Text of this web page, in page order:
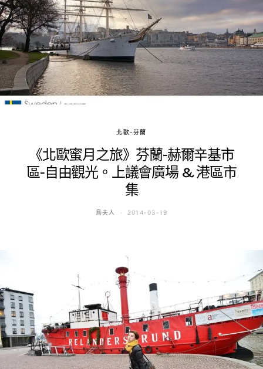
北歐-芬蘭
《北歐蜜月之旅》芬蘭-赫爾辛基市
區-自由觀光。上議會廣場 & 港區市
集
鳥夫人 2014-03-19